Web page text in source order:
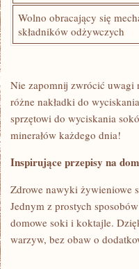
Wolno obracający się
składników odżywczych
Nie zapomnij zwrócić
różne nakładki do
sprzętowi do wyciskania
⁣minerałów każdego dnia!
Inspirujące przepisy na
Zdrowe nawyki żywieniowe‌
Jednym z prostych
domowe soki i koktajle.
warzyw, bez obaw o